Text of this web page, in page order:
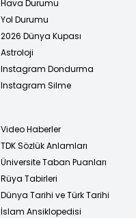
Hava Durumu
Yol Durumu
2026 Dünya Kupası
Astroloji
Instagram Dondurma
Instagram Silme
Video Haberler
TDK Sözlük Anlamları
Üniversite Taban Puanları
Rüya Tabirleri
Dünya Tarihi ve Türk Tarihi
İslam Ansiklopedisi